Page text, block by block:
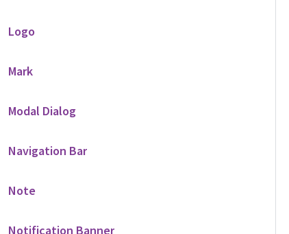
Logo
Mark
Modal Dialog
Navigation Bar
Note
Notification Banner